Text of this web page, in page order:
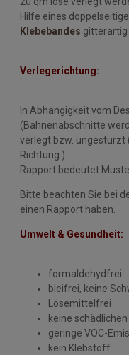
Hilfe eines
Klebebandes gitterartig
Verlegerichtung:
In Abhängigkeit vom
(Bahnenabschnitte
verlegt bzw. ungestürzt
Richtung ).
Rapport bedeutet
Bitte beachten Sie bei
einen Rapport haben.
Umwelt & Gesundheit:
formaldehydfrei
bleifrei, keine
Lösemittelfrei
keine
geringe VOC-
kein Klebstoff